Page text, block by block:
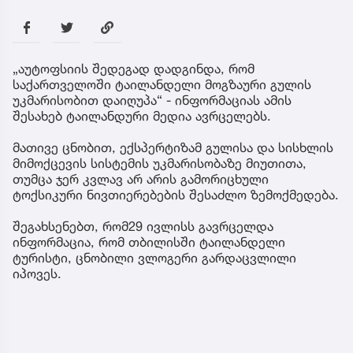
„აუტოფსიის შედეგად დადგინდა, რომ
საქართველოში ტაილანდელი მოგზაური გულის
უკმარისობით დაიღუპა“ - ინფორმაციას ამის
შესახებ ტაილანდური მედია ავრცელებს.
მათივე ცნობით, ექსპერტიზამ გულისა და სისხლის
მიმოქცევის სისტემის უკმარისობაზე მიუთითა,
თუმცა ჯერ კვლავ არ არის გამორიცხული
ტოქსიკური ნივთიერებების შესაძლო ზემოქმედება.
შეგახსენებთ, რომ29 ივლისს გავრცელდა
ინფორმაცია, რომ თბილისში ტაილანდელი
ტურისტი, ცნობილი ვლოგერი გარდაცვლილი
იპოვეს.